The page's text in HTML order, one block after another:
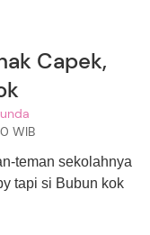
Capek,
WIB
teman sekolahnya
tapi si Bubun kok